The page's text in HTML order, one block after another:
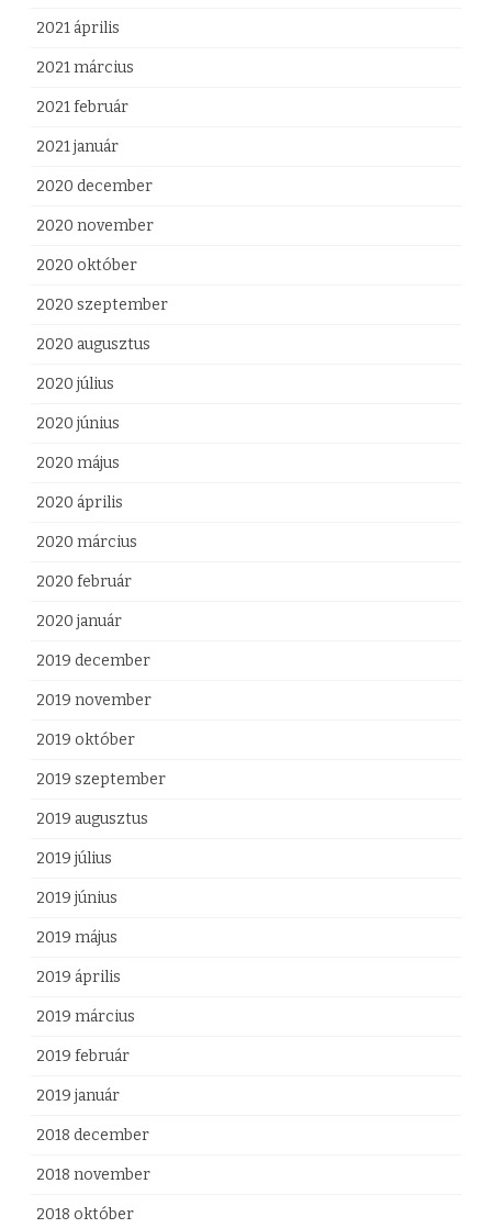
2021 április
2021 március
2021 február
2021 január
2020 december
2020 november
2020 október
2020 szeptember
2020 augusztus
2020 július
2020 június
2020 május
2020 április
2020 március
2020 február
2020 január
2019 december
2019 november
2019 október
2019 szeptember
2019 augusztus
2019 július
2019 június
2019 május
2019 április
2019 március
2019 február
2019 január
2018 december
2018 november
2018 október